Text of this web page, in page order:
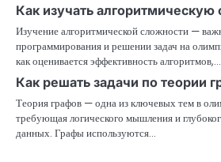
Как изучать алгоритмическую
Изучение алгоритмической сложности —
программирования и решении задач на
как оценивается эффективность алгоритмов,…
Как решать задачи по теории
Теория графов — одна из ключевых тем в
требующая логического мышления и
данных. Графы используются…